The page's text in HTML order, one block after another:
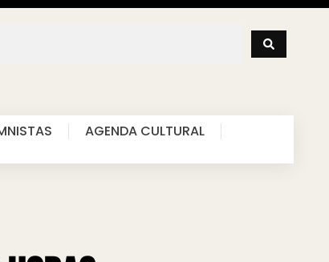
AGENDA CULTURAL